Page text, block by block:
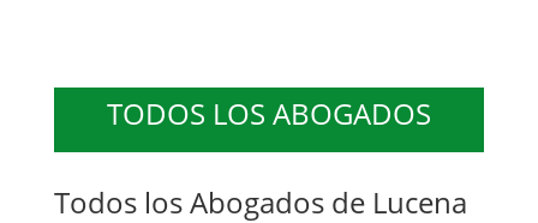
TODOS LOS ABOGADOS
Todos los Abogados de Lucena